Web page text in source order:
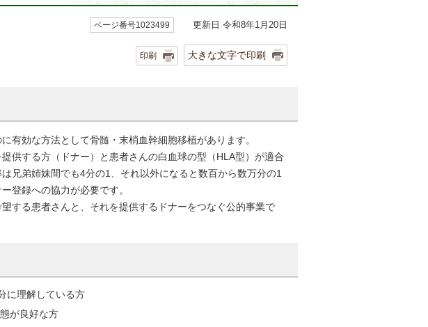
ページ番号1023499 更新日 令和8年1月20日
印刷 大きな文字で印刷
有効な方法として骨髄・末梢血幹細胞移植があります。
供する方（ドナー）と患者さんの白血球の型（HLA型）が適合
兄弟姉妹間でも4分の1、それ以外になると数百から数万分の1
登録への協力が必要です。
する患者さんと、それを提供するドナーをつなぐ公的事業で
に理解している方
が良好な方